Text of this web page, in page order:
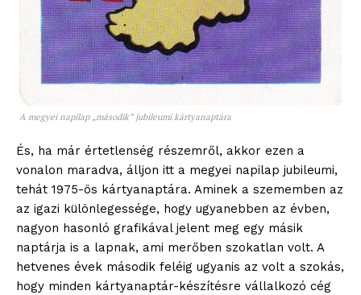
A megyei napilap „második” jubileumi kártyanaptára
És, ha már értetlenség részemről, akkor ezen a
vonalon maradva, álljon itt a megyei napilap jubileumi,
tehát 1975-ös kártyanaptára. Aminek a szememben az
az igazi különlegessége, hogy ugyanebben az évben,
nagyon hasonló grafikával jelent meg egy másik
naptárja is a lapnak, ami merőben szokatlan volt. A
hetvenes évek második feléig ugyanis az volt a szokás,
hogy minden kártyanaptár-készítésre vállalkozó cég